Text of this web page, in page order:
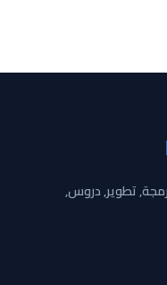
تطوير, دروس,